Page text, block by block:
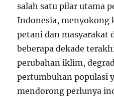
salah satu pilar utama
Indonesia, menyokong
petani dan masyarakat
beberapa dekade
perubahan iklim,
pertumbuhan populasi
mendorong perlunya